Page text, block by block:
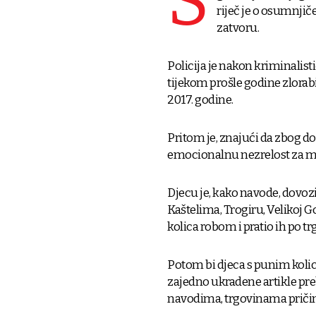
riječ je o
zatvoru.
Policija je nakon
tijekom prošle godine
2017. godine.
Pritom je, znajući da zbog
emocionalnu nezrelost za
Djecu je, kako navode,
Kaštelima, Trogiru, Velikoj
kolica robom i pratio ih po
Potom bi djeca s punim
zajedno ukradene artikle
navodima, trgovinama